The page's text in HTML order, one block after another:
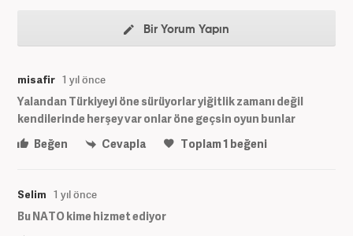
Bir Yorum Yapın
misafir 1 yıl önce
Yalandan Türkiyeyi öne sürüyorlar yiğitlik zamanı değil
kendilerinde herşey var onlar öne geçsin oyun bunlar
Beğen
Cevapla Toplam1 beğeni
Selim 1 yıl önce
Bu NATO kime hizmet ediyor